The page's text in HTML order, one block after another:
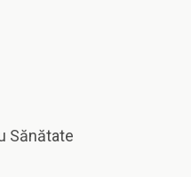
pentru Sănătate